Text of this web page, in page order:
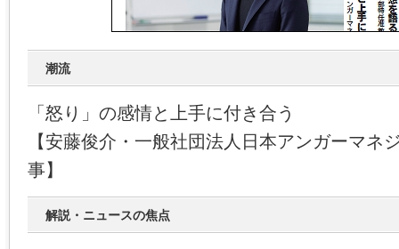
潮流
「怒り」の感情と上手に付き合う
【安藤俊介・一般社団法人日本アンガーマネ
事】
解説・ニュースの焦点